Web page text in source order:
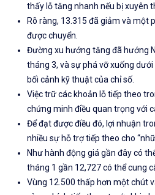
thấy lỗ tăng nhanh nếu bị xuyên
Rõ ràng, 13.315 đã giảm và một
được chuyển.
Đường xu hướng tăng đã hướng
tháng 3, và sự phá vỡ xuống
bối cảnh kỹ thuật của chỉ số.
Việc trữ các khoản lỗ tiếp theo
chứng minh điều quan trọng với
Để đạt được điều đó, lợi nhuận
nhiều sự hỗ trợ tiếp theo cho
Như hành động giá gần đây có
tháng 1 gần 12,727 có thể cung
Vùng 12.500 thấp hơn một chút